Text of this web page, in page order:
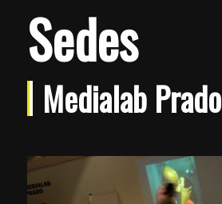
Sedes
Medialab Prado